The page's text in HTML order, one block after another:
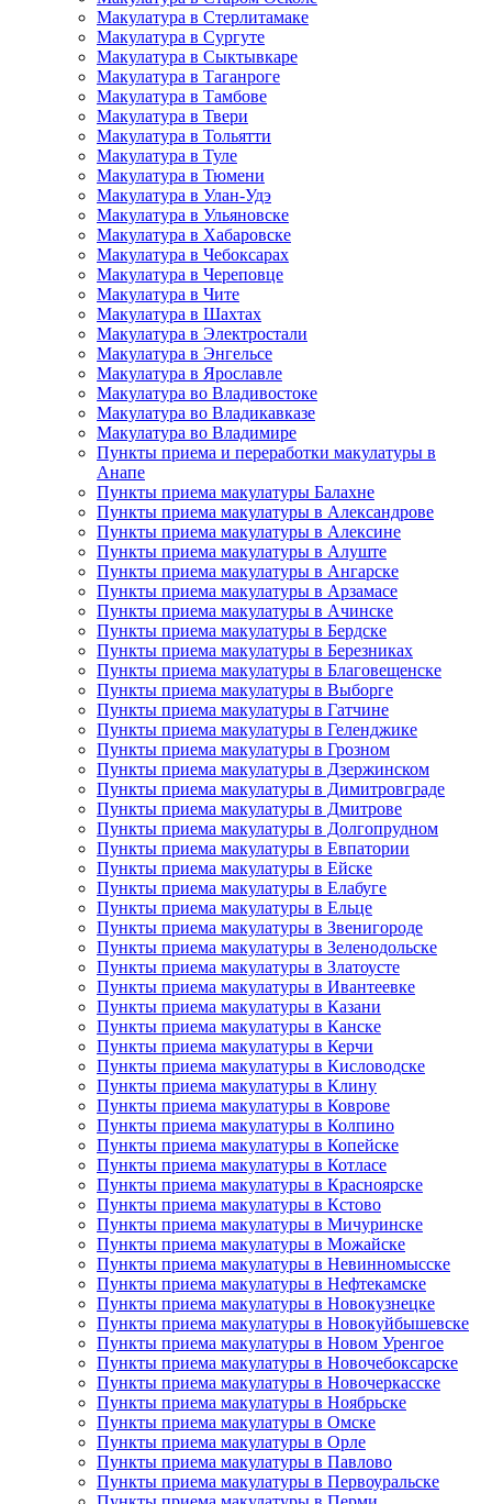
Макулатура в Стерлитамаке
Макулатура в Сургуте
Макулатура в Сыктывкаре
Макулатура в Таганроге
Макулатура в Тамбове
Макулатура в Твери
Макулатура в Тольятти
Макулатура в Туле
Макулатура в Тюмени
Макулатура в Улан-Удэ
Макулатура в Ульяновске
Макулатура в Хабаровске
Макулатура в Чебоксарах
Макулатура в Череповце
Макулатура в Чите
Макулатура в Шахтах
Макулатура в Электростали
Макулатура в Энгельсе
Макулатура в Ярославле
Макулатура во Владивостоке
Макулатура во Владикавказе
Макулатура во Владимире
Пункты приема и переработки макулатуры в
Анапе
Пункты приема макулатуры Балахне
Пункты приема макулатуры в Александрове
Пункты приема макулатуры в Алексине
Пункты приема макулатуры в Алуште
Пункты приема макулатуры в Ангарске
Пункты приема макулатуры в Арзамасе
Пункты приема макулатуры в Ачинске
Пункты приема макулатуры в Бердске
Пункты приема макулатуры в Березниках
Пункты приема макулатуры в Благовещенске
Пункты приема макулатуры в Выборге
Пункты приема макулатуры в Гатчине
Пункты приема макулатуры в Геленджике
Пункты приема макулатуры в Грозном
Пункты приема макулатуры в Дзержинском
Пункты приема макулатуры в Димитровграде
Пункты приема макулатуры в Дмитрове
Пункты приема макулатуры в Долгопрудном
Пункты приема макулатуры в Евпатории
Пункты приема макулатуры в Ейске
Пункты приема макулатуры в Елабуге
Пункты приема макулатуры в Ельце
Пункты приема макулатуры в Звенигороде
Пункты приема макулатуры в Зеленодольске
Пункты приема макулатуры в Златоусте
Пункты приема макулатуры в Ивантеевке
Пункты приема макулатуры в Казани
Пункты приема макулатуры в Канске
Пункты приема макулатуры в Керчи
Пункты приема макулатуры в Кисловодске
Пункты приема макулатуры в Клину
Пункты приема макулатуры в Коврове
Пункты приема макулатуры в Колпино
Пункты приема макулатуры в Копейске
Пункты приема макулатуры в Котласе
Пункты приема макулатуры в Красноярске
Пункты приема макулатуры в Кстово
Пункты приема макулатуры в Мичуринске
Пункты приема макулатуры в Можайске
Пункты приема макулатуры в Невинномысске
Пункты приема макулатуры в Нефтекамске
Пункты приема макулатуры в Новокузнецке
Пункты приема макулатуры в Новокуйбышевске
Пункты приема макулатуры в Новом Уренгое
Пункты приема макулатуры в Новочебоксарске
Пункты приема макулатуры в Новочеркасске
Пункты приема макулатуры в Ноябрьске
Пункты приема макулатуры в Омске
Пункты приема макулатуры в Орле
Пункты приема макулатуры в Павлово
Пункты приема макулатуры в Первоуральске